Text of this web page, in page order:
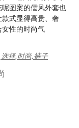
图案的儒风外套也
式显得高贵、奢
性的时尚气
择,时尚,裤子